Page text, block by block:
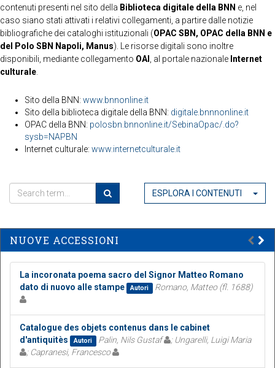
contenuti presenti nel sito della Biblioteca digitale della BNN e, nel
caso siano stati attivati i relativi collegamenti, a partire dalle notizie
bibliografiche dei cataloghi istituzionali (OPAC SBN, OPAC della BNN e
del Polo SBN Napoli, Manus). Le risorse digitali sono inoltre
disponibili, mediante collegamento OAI , al portale nazionale Internet
culturale
Sito della BNN: www.bnnonline.it
Sito della biblioteca digitale della BNN: digitale.bnnnonline.it
OPAC della BNN: polosbn.bnnonline.it/SebinaOpac/.do?
sysb=NAPBN
Internet culturale: www.internetculturale.it
ESPLORA I CONTENUTI
NUOVE ACCESSIONI
La incoronata poema sacro del Signor Matteo Romano
dato di nuovo alle stampe
Autori Romano, Matteo (fl. 1688)
Catalogue des objets contenus dans le cabinet
d'antiquitès
Autori Palin, Nils Gustaf
; Ungarelli, Luigi Maria
; Capranesi, Francesco